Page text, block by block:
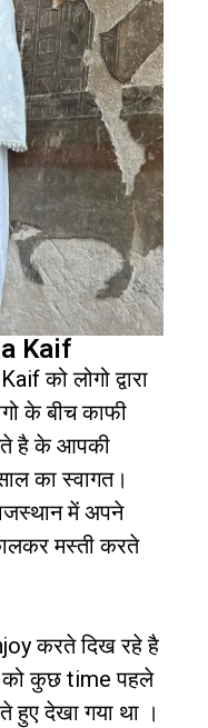
Kaif
Kaifको लोगो द्वारा
के बीच काफी
है के आपकी
का स्वागत।
में अपने
मस्ती करते
करते दिख रहे है
को कुछ timeपहले
हुए देखा गया था ।